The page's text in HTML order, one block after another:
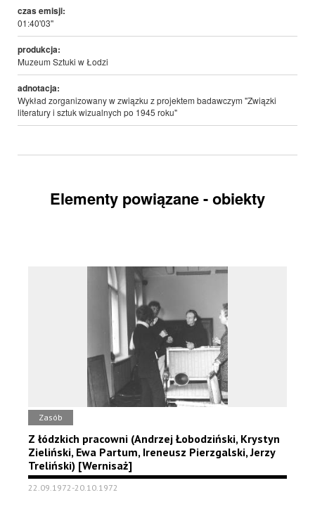
czas emisji:
01:40'03''
produkcja:
Muzeum Sztuki w Łodzi
adnotacja:
Wykład zorganizowany w związku z projektem badawczym "Związki
literatury i sztuk wizualnych po 1945 roku"
Elementy powiązane - obiekty
Zasób
Z łódzkich pracowni (Andrzej Łobodziński, Krystyn
Zieliński, Ewa Partum, Ireneusz Pierzgalski, Jerzy
Treliński) [Wernisaż]
22.09.1972-20.10.1972